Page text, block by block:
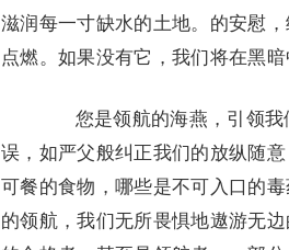
滋润每一寸缺水的土地。的安慰
点燃。如果没有它，我们将在黑
您是领航的海燕，引领我
误，如严父般纠正我们的放纵随
可餐的食物，哪些是不可入口的
的领航，我们无所畏惧地遨游无